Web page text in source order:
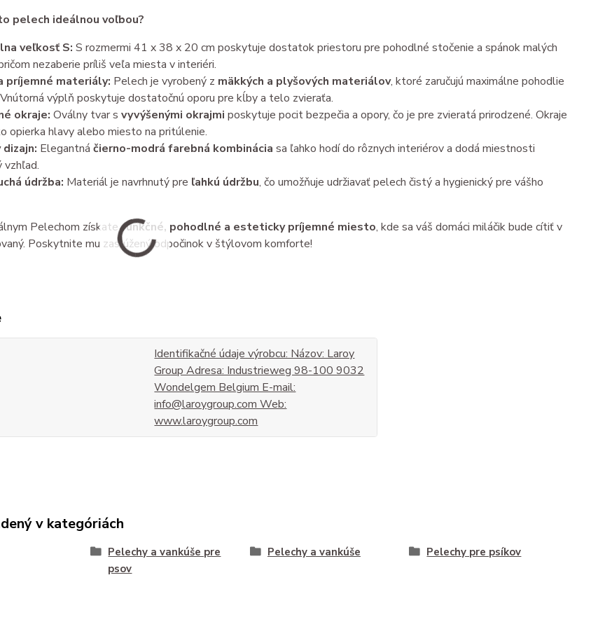
pelech ideálnou voľbou?
veľkosť S: S rozmermi 41 x 38 x 20 cm poskytuje dostatok priestoru pre pohodlné stočenie a spánok malých
nezaberie príliš veľa miesta v interiéri.
príjemné materiály: Pelech je vyrobený z mäkkých a plyšových materiálov, ktoré zaručujú maximálne pohodlie
výplň poskytuje dostatočnú oporu pre kĺby a telo zvieraťa.
okraje: Oválny tvar s vyvýšenými okrajmi poskytuje pocit bezpečia a opory, čo je pre zvieratá prirodzené. Okraje
opierka hlavy alebo miesto na pritúlenie.
Elegantná čierno-modrá farebná kombinácia sa ľahko hodí do rôznych interiérov a dodá miestnosti
vzhľad.
údržba: Materiál je navrhnutý pre ľahkú údržbu, čo umožňuje udržiavať pelech čistý a hygienický pre vášho
Pelechom získatefunkčné, pohodlné a esteticky príjemné miesto, kde sa váš domáci miláčik bude cítiť v
Poskytnite mu zaslúžený odpočinok v štýlovom komforte!
Identifikačné údaje výrobcu: Názov: Laroy
Group Adresa: Industrieweg 98-100 9032
Wondelgem Belgium E-mail:
info@laroygroup.com Web:
www.laroygroup.com
v kategóriách
Pelechy a vankúše pre
psov
Pelechy a vankúše Pelechy pre psíkov